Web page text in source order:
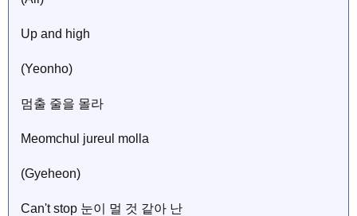
Up and high
(Yeonho)
멈출 줄을 몰라
Meomchul jureul molla
(Gyeheon)
Can't stop 눈이 멀 것 같아 난